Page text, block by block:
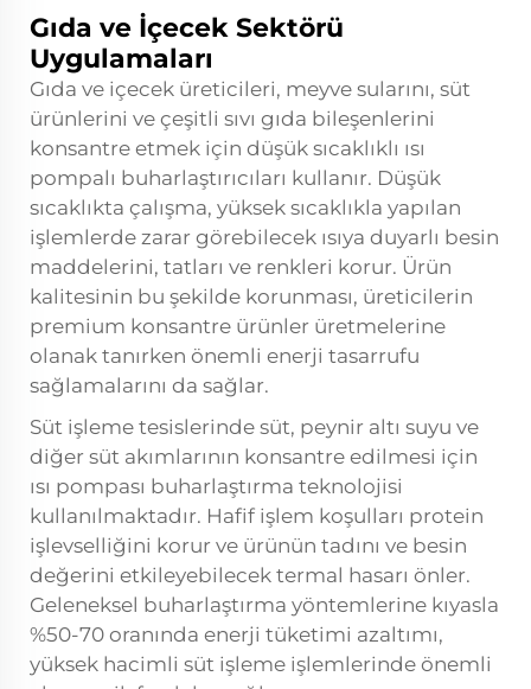
Gıda ve İçecek Sektörü
Uygulamaları
Gıda ve içecek üreticileri, meyve sularını, süt
ürünlerini ve çeşitli sıvı gıda bileşenlerini
konsantre etmek için düşük sıcaklıklı ısı
pompalı buharlaştırıcıları kullanır. Düşük
sıcaklıkta çalışma, yüksek sıcaklıkla yapılan
işlemlerde zarar görebilecek ısıya duyarlı besin
maddelerini, tatları ve renkleri korur. Ürün
kalitesinin bu şekilde korunması, üreticilerin
premium konsantre ürünler üretmelerine
olanak tanırken önemli enerji tasarrufu
sağlamalarını da sağlar.
Süt işleme tesislerinde süt, peynir altı suyu ve
diğer süt akımlarının konsantre edilmesi için
ısı pompası buharlaştırma teknolojisi
kullanılmaktadır. Hafif işlem koşulları protein
işlevselliğini korur ve ürünün tadını ve besin
değerini etkileyebilecek termal hasarı önler.
Geleneksel buharlaştırma yöntemlerine kıyasla
%50-70 oranında enerji tüketimi azaltımı,
yüksek hacimli süt işleme işlemlerinde önemli